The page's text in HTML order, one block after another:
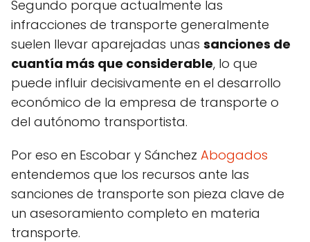
Segundo porque actualmente las
infracciones de transporte generalmente
suelen llevar aparejadas unas sanciones de
cuantía más que considerable, lo que
puede influir decisivamente en el desarrollo
económico de la empresa de transporte o
del autónomo transportista.
Por eso en Escobar y Sánchez Abogados
entendemos que los recursos ante las
sanciones de transporte son pieza clave de
un asesoramiento completo en materia
transporte.